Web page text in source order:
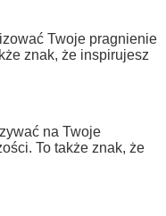
Twoje pragnienie
znak, że inspirujesz
na Twoje
To także znak, że